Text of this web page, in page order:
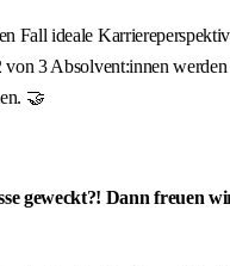
Fall ideale
von 3 Absolvent:innen
🤝
geweckt?! Dann freuen